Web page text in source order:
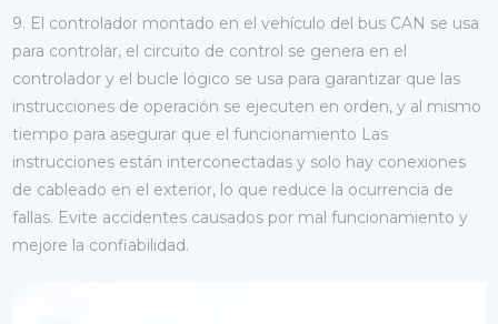
9. El controlador montado en el vehículo del bus CAN se usa
para controlar, el circuito de control se genera en el
controlador y el bucle lógico se usa para garantizar que las
instrucciones de operación se ejecuten en orden, y al mismo
tiempo para asegurar que el funcionamiento Las
instrucciones están interconectadas y solo hay conexiones
de cableado en el exterior, lo que reduce la ocurrencia de
fallas. Evite accidentes causados por mal funcionamiento y
mejore la confiabilidad.